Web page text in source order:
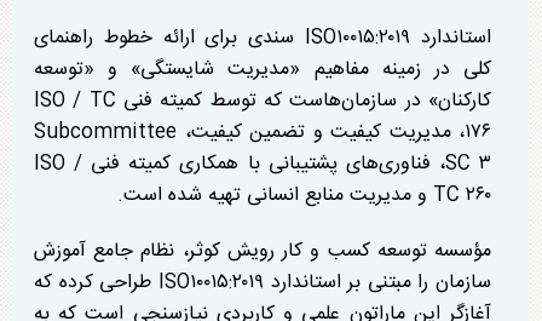
استاندارد ISO۱۰۰۱۵:۲۰۱۹ سندی برای ارائه خطوط راهنمای
کلی در زمینه مفاهیم «مدیریت شایستگی» و «توسعه
کارکنان» در سازمان‌هاست که توسط کمیته فنی ISO / TC
۱۷۶، مدیریت کیفیت و تضمین کیفیت، Subcommittee
SC ۳، فناوری‌های پشتیبانی با همکاری کمیته فنی ISO /
TC ۲۶۰ و مدیریت منابع انسانی تهیه شده است.
مؤسسه توسعه کسب و کار رویش کوثر، نظام جامع آموزش
سازمان را مبتنی بر استاندارد ISO۱۰۰۱۵:۲۰۱۹ طراحی کرده که
آغازگر این ماراتون علمی و کاربردی نیازسنجی است که به